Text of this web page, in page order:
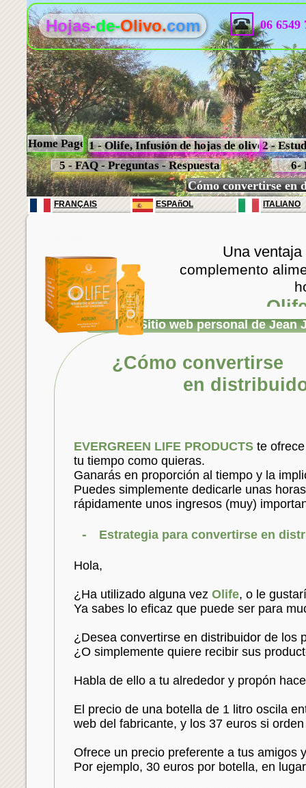
Una
complemento
¿Cómo convertirse
en distribuidor
EVERGREEN LIFE PRODUCTS te
tu tiempo como quieras.
Ganarás en proporción al tiempo y la
Puedes simplemente dedicarle unas
rápidamente unos ingresos (muy)
- Estrategia para convertirse en
Hola,
¿Ha utilizado alguna vez Olife, o le
Ya sabes lo eficaz que puede ser para
¿Desea convertirse en distribuidor de los
¿O simplemente quiere recibir sus
Habla de ello a tu alrededor y propón
El precio de una botella de 1 litro oscila
web del fabricante, y los 37 euros si
Ofrece un precio preferente a tus amigos
Por ejemplo, 30 euros por botella, en
Sitio web personal de Jean
Cómo convertirse en
ITALIANO
FRANÇAIS ESPAñOL
Hojas-de-Olivo.com
Home Page 1 - Olife, Infusión de hojas de olivo
06 6549
5 - FAQ - Preguntas - Respuestas
2 -
6-